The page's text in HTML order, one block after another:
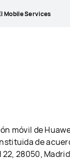
Mobile Services
móvil de
de
28050,